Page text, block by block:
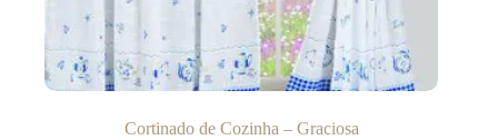
Cortinado de Cozinha – Graciosa